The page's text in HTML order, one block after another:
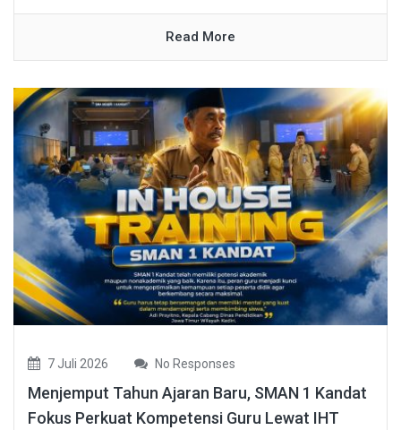
Read More
7 Juli 2026 No Responses
Menjemput Tahun Ajaran Baru, SMAN 1 Kandat
Fokus Perkuat Kompetensi Guru Lewat IHT